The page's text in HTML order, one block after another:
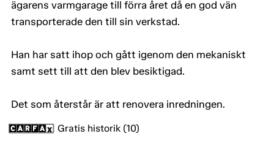
ägarens varmgarage till förra året då en god vän
transporterade den till sin verkstad.
Han har satt ihop och gått igenom den mekaniskt
samt sett till att den blev besiktigad.
Det som återstår är att renovera inredningen.
Gratis historik (10)